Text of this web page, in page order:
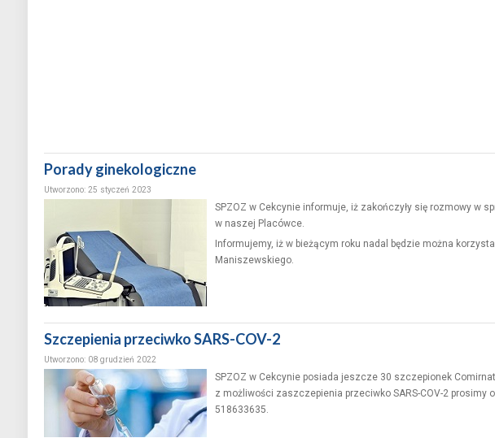
Porady ginekologiczne
Utworzono: 25 styczeń 2023
SPZOZ w Cekcynie informuje, iż zakończyły się rozmowy w
w naszej Placówce.
Informujemy, iż w bieżącym roku nadal będzie można
Maniszewskiego.
Szczepienia przeciwko SARS-COV-2
Utworzono: 08 grudzień 2022
SPZOZ w Cekcynie posiada jeszcze 30 szczepionek
z możliwości zaszczepienia przeciwko SARS-COV-2
518633635.